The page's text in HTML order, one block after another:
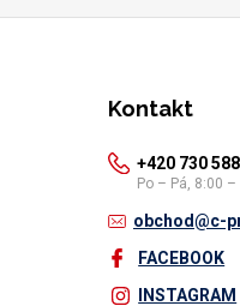
Kontakt
+420 730
Po – Pá, 8:00 –
obchod@c-
FACEBOOK
INSTAGRAM